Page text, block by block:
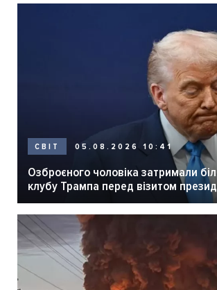
СВІТ 05.08.2026 10:41
Озброєного чоловіка затримали
клубу Трампа перед візитом